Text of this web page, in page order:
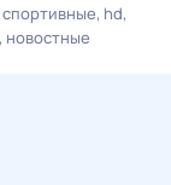
спортивные hd
новостные